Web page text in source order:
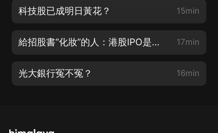
科技股已成明日黃花？ 15min
給招股書“化妝”的人：港股IPO是如何注水的 17min
光大銀行冤不冤？ 16min